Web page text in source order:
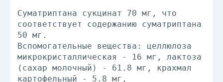
Суматриптана сукцинат 70 мг, что
соответствует содержанию суматриптана
50 мг.
Вспомогательные вещества: целлюлоза
микрокристаллическая - 16 мг, лактоза
(сахар молочный) - 61.8 мг, крахмал
картофельный - 5.8 мг,